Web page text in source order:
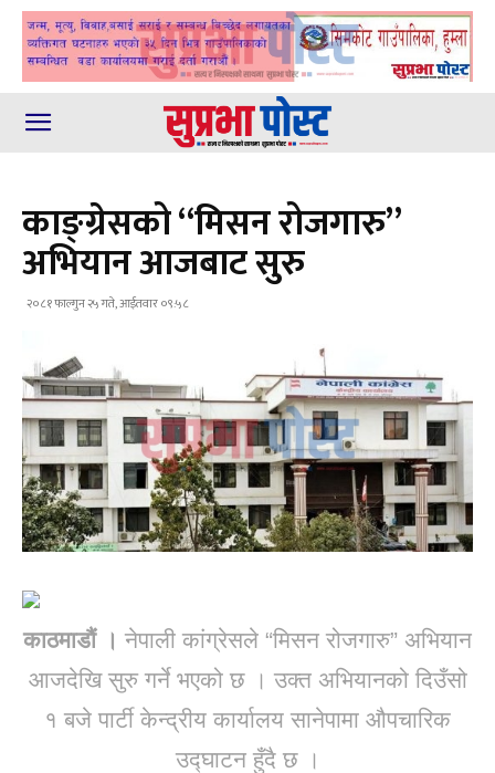
काङ्ग्रेसको “मिसन रोजगारु”
अभियान आजबाट सुरु
२०८१ फाल्गुन २५ गते, आईतवार ०९:५८
काठमाडौं । नेपाली कांग्रेसले “मिसन रोजगारु” अभियान
आजदेखि सुरु गर्ने भएको छ । उक्त अभियानको दिउँसो
१ बजे पार्टी केन्द्रीय कार्यालय सानेपामा औपचारिक
उद्घाटन हुँदै छ ।